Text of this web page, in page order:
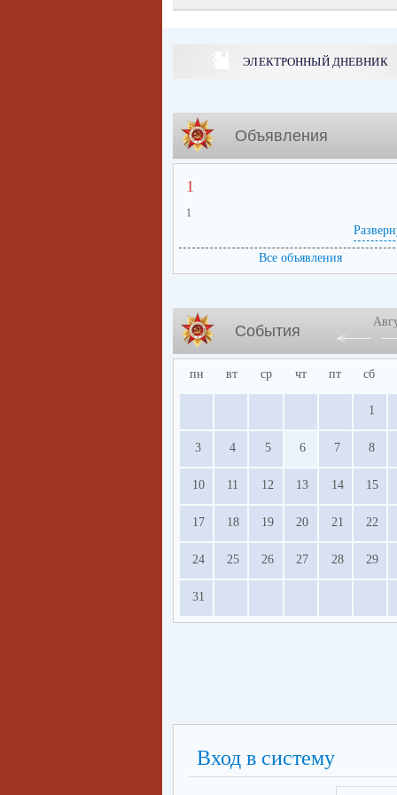
ЭЛЕКТРОННЫЙ ДНЕВНИК
Объявления
1
1
Все объявления
События
пн вт ср чт пт сб
1
3 4 5 6 7 8
10 11 12 13 14 15
17 18 19 20 21 22
24 25 26 27 28 29
31
Вход в систему